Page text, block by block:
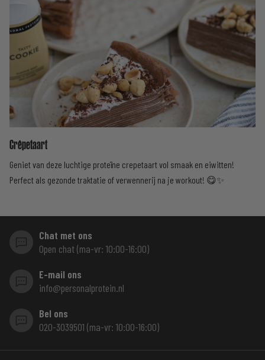
Crêpetaart
Geniet van deze luchtige proteïne crepetaart vol smaak en eiwitten!
Perfect als gezonde traktatie of verwennerij na je workout! 😋✨
Chat met ons
Open chat (ma-vr: 10:00-16:00)
E-mail ons
info@personalprotein.nl
Bel ons
020-3039501 (ma-vr: 10:00-16:00)